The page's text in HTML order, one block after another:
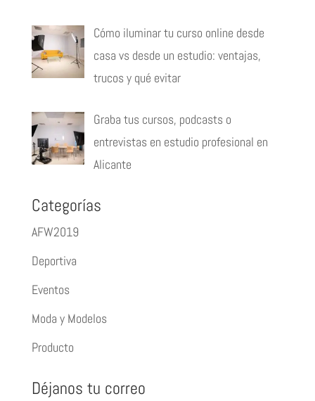
Cómo iluminar tu curso online desde
casa vs desde un estudio: ventajas,
trucos y qué evitar
Graba tus cursos, podcasts o
entrevistas en estudio profesional en
Alicante
Categorías
AFW2019
Deportiva
Eventos
Moda y Modelos
Producto
Déjanos tu correo